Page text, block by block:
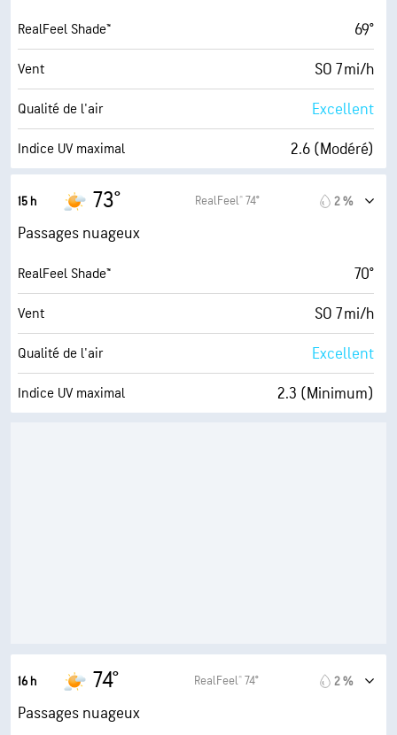
Point de rosée 54° F
AccuLumen Brightness Index™ 6 (Moyenne)
Couverture nuageuse 65 %
Visibilité 10 mi
RealFeel Shade™ 69°
Vent SO 7 mi/h
Qualité de l'air Excellent
Indice UV maximal 2.6 (Modéré)
Humidité
Point de rosée 53° F
AccuLumen Brightness Index™ 6 (Moyenne)
Couverture nuageuse 65 %
Visibilité 10 mi
15 h 73° RealFeel® 74° 2 %
Passages nuageux
RealFeel Shade™ 70°
Vent SO 7 mi/h
Qualité de l'air Excellent
Indice UV maximal 2.3 (Minimum)
Plafond nuageux 14600 pi
16 h 74° RealFeel® 74° 2 %
Passages nuageux